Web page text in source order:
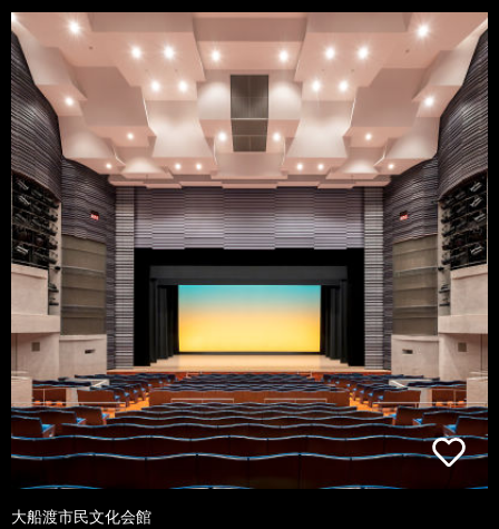
大船渡市民文化会館